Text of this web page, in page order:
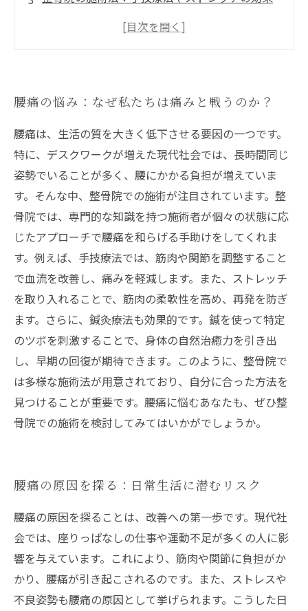
腰痛改善のために実践すべき日常習慣
健康な生活への第一歩：腰痛からの解放を目指
して
腰痛の悩み：なぜ私たちは痛みと戦うのか？
腰痛は、生活の質を大きく低下させる要因の一つです。
特に、デスクワークが増えた現代社会では、長時間同じ
姿勢でいることが多く、腰にかかる負担が増えていま
す。そんな中、整骨院での施術が注目されています。整
骨院では、専門的な知識を持つ施術者が個々の状態に応
じたアプローチで腰痛を和らげる手助けをしてくれま
す。例えば、手技療法では、筋肉や関節を調整すること
で血流を改善し、痛みを軽減します。また、ストレッチ
を取り入れることで、筋肉の柔軟性を高め、再発を防ぎ
ます。さらに、鍼灸療法も効果的です。鍼を使って特定
のツボを刺激することで、身体の自然治癒力を引き出
し、早期の回復が期待できます。このように、整骨院で
は多様な施術法が用意されており、自分に合った方法を
見つけることが重要です。腰痛に悩むあなたも、ぜひ整
骨院での施術を検討してみてはいかがでしょうか。
腰痛の原因を探る：日常生活に潜むリスク
腰痛の原因を探ることは、改善への第一歩です。現代社
会では、座りっぱなしの仕事や運動不足が多くの人に影
響を与えています。これにより、筋肉や関節に負担がか
かり、腰痛が引き起こされるのです。また、ストレスや
不良姿勢も腰痛の原因として挙げられます。こうした日